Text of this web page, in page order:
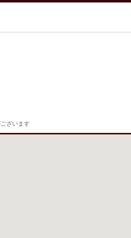
ざいます